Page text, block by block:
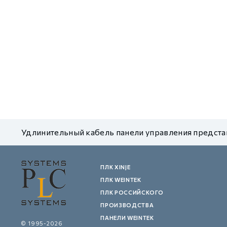
Удлинительный кабель панели управления
© 1995-2026
ПЛК XINJE
ПЛК WEINTEK
ПЛК РОССИЙСКОГО
ПРОИЗВОДСТВА
ПАНЕЛИ WEINTEK